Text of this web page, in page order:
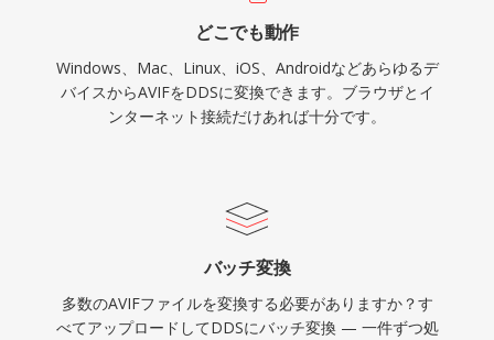
どこでも動作
Windows、Mac、Linux、iOS、Androidなどあらゆるデ
バイスからAVIFをDDSに変換できます。ブラウザとイ
ンターネット接続だけあれば十分です。
バッチ変換
多数のAVIFファイルを変換する必要がありますか？す
べてアップロードしてDDSにバッチ変換 — 一件ずつ処